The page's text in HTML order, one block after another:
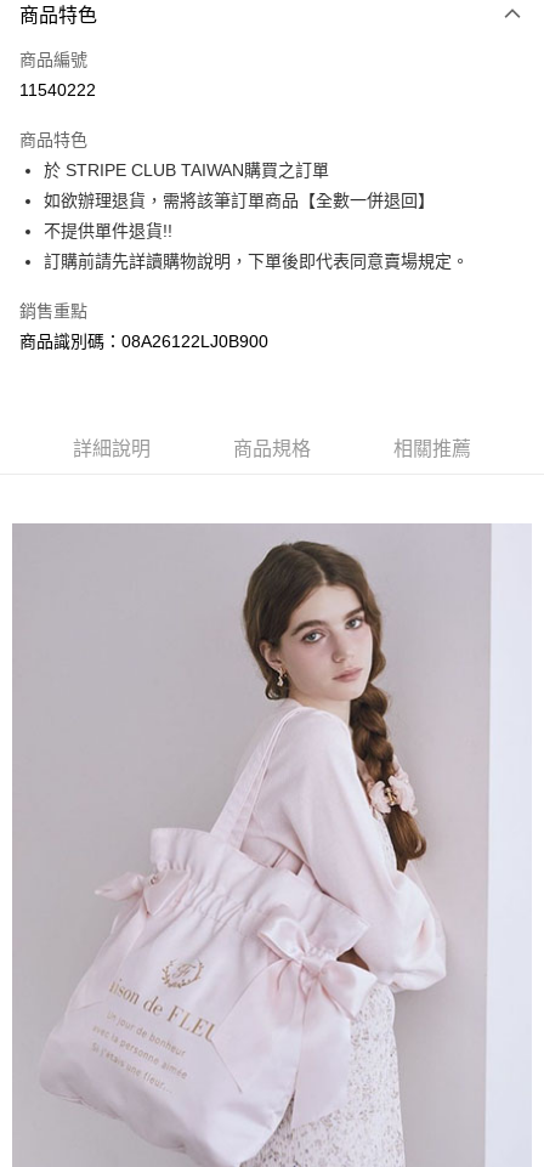
3 期 0 利率 每期
合作金庫商業銀行
上海商業儲蓄銀行
臺灣中小企業銀行
匯豐（台灣）商業銀行
華泰商業銀行
聯邦商業銀行
遠東國際商業銀行
元大商業銀行
玉山商業銀行
星展（台灣）商業銀行
台灣樂天信用卡公司
超商取貨付款
LINE Pay
Apple Pay
街口支付
悠遊付
大哥付你分期
相關說明
流程，驗證手機門號後，選擇欲分期的期數、繳款截止日，確認付款後即完
1.分期款項不併入電信帳單，「大哥付你分期」於每月結算日後寄送繳費提
2.透過簡訊連結打開帳單後，可選擇「超商條碼／台灣大直營門市／銀行轉
帳／街口支付／iPASS MONEY」等通路繳費。
1.本服務係由「台灣大哥大股份有限公司」（以下簡稱本公司）所提供，讓
用戶於交易時，得透過本服務購買商品或服務，並由商店將買賣／分期付款
買賣價金債權讓與本公司後，依約使用本公司帳單繳交帳款。
2.基於同意付款使用「大哥付你分期」之契約關係目的，商店將以您的個人
資料（包含姓名、電話或地址）提供予台灣大哥大進項蒐集、處理及利用，
由本公司與您本人進行分期帳單所需資料之確認、核對及更正。
3.完整用戶服務條款，請詳閱以下連結： https://oppay.tw/userRule
【關於「AFTEE先享後付」】
１．簡單：不需註冊會員、不需綁卡、不需儲值。
２．便利：只要手機號碼，簡訊認證，即可結帳。
３．安心：先確認商品／服務後，再付款。
【「AFTEE先享後付」結帳流程】
１．於結帳方式選擇「AFTEE先享後付」後，將跳轉至「AFTEE先享後付」
結帳頁面，進行簡訊認證並確認金額後，即可完成結帳。
２．訂單成立數日內，您將收到繳費通知簡訊。
３．收到繳費通知簡訊後14天內，點擊此簡訊中的連結，可透過四大超商／
ATM／網路銀行／等多元方式進行付款，方視為交易完成。
※ 請注意：結帳手續完成當下不需立刻繳費，但若您需要取消訂單，請聯絡
購買商品的店家。未經商家同意取消之訂單仍視為有效，需透過AFTEE先享
※ 交易是否成功請以「AFTEE先享後付 」之結帳頁面顯示為準，若有關於
是否繳費成功／繳費後需取消欲退款等相關疑問，請聯繫「AFTEE先享後付
https://netprotections.freshdesk.com/support/home
【注意事項】
１．透過由恩沛科技股份有限公司提供之「AFTEE先享後付」服務完成之交
易，需依本服務之必要範圍內提供個人資料，並將交易相關給付款項請求債
權轉讓予恩沛科技股份有限公司。
２．關於個人資料處理事宜，請瀏覽以下網址：
https://aftee.tw/terms/#terms3
３．未成年的使用者請事先徵得法定代理人或監護人之同意方可使用
「AFTEE先享後付」，若未經同意申辦者引起之損失，本公司不負相關責
４．使用「AFTEE先享後付」時，將依據個別帳號之用戶狀況，依本公司即
時審查核予不同之上限額度；若仍有額度不足之情形，本公司將視審查結果
請求用戶進行身份認證。
５．嚴禁一人註冊多個帳號或使用他人資訊註冊。若發現惡意使用之情形，
每筆NT$60，滿NT$1,500(含以上)免運費
每筆NT$60，滿NT$1,500(含以上)免運費
每筆NT$60，滿NT$1,500(含以上)免運費
每筆NT$60，滿NT$1,500(含以上)免運費
7-11取貨付款
每筆NT$60，滿NT$1,500(含以上)免運費
7-11純取貨
每筆NT$60，滿NT$1,500(含以上)免運費
每筆NT$90，滿NT$1,500(含以上)免運費
商品特色
商品編號
11540222
商品特色
於 STRIPE CLUB TAIWAN購買之訂單
如欲辦理退貨，需將該筆訂單商品【全數一併退回】
不提供單件退貨!!
訂購前請先詳讀購物說明，下單後即代表同意賣場規定。
銷售重點
商品識別碼：08A26122LJ0B900
詳細說明 商品規格 相關推薦